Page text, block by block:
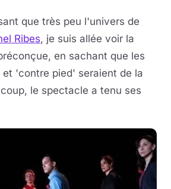
que très peu l'univers de
Ribes, je suis allée voir la
en sachant que les
'contre pied' seraient de la
le spectacle a tenu ses